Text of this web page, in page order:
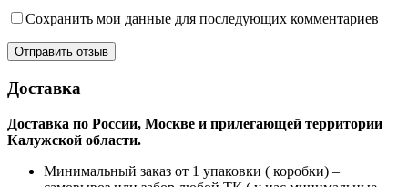
Сохранить мои данные для последующих комментариев
Доставка
Доставка по России, Москве и прилегающей территории
Калужской области.
Минимальный заказ от 1 упаковки ( коробки) –